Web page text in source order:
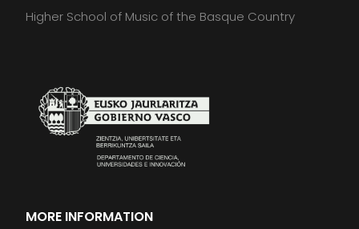
Higher School of Music of the Basque Country
MORE INFORMATION